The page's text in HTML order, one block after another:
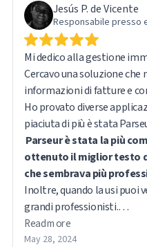
Jesús P. de Vicente
Responsabile presso
Mi dedico alla gestione
Cercavo una soluzione
informazioni di fatture e
Ho provato diverse
Parseur è stata la più
ottenuto il miglior testo
che sembrava più
Inoltre, quando la usi puoi
grandi professionisti.
Anche il servizio clienti è
Read more
May 28, 2024